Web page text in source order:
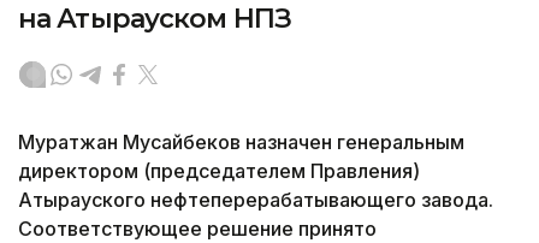
на Атырауском НПЗ
Муратжан Мусайбеков назначен генеральным
директором (председателем Правления)
Атырауского нефтеперерабатывающего завода.
Соответствующее решение принято